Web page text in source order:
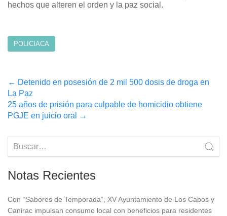
hechos que alteren el orden y la paz social.
POLICIACA
Post
navigation
← Detenido en posesión de 2 mil 500 dosis de droga en
La Paz
25 años de prisión para culpable de homicidio obtiene
PGJE en juicio oral
→
Notas Recientes
Con “Sabores de Temporada”, XV Ayuntamiento de Los Cabos y
Canirac impulsan consumo local con beneficios para residentes